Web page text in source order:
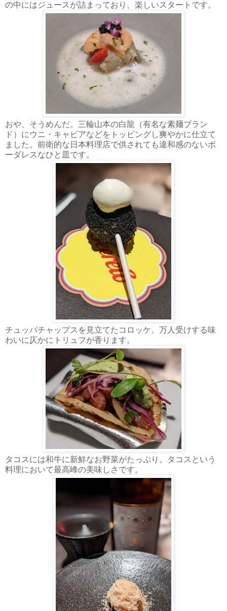
の中にはジュースが詰まっており、楽しいスタートです。
おや、そうめんだ。三輪山本の白龍（有名な素麺ブラン
ド）にウニ・キャビアなどをトッピングし爽やかに仕立て
ました。前衛的な日本料理店で供されても違和感のないボ
ーダレスなひと皿です。
チュッパチャップスを見立てたコロッケ。万人受けする味
わいに仄かにトリュフが香ります。
タコスには和牛に新鮮なお野菜がたっぷり。タコスという
料理において最高峰の美味しさです。